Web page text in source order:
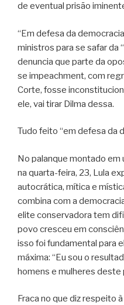
de eventual prisão
“Em defesa da
ministros para se safar da
denuncia que parte da
se impeachment, com
Corte, fosse
ele, vai tirar Dilma dessa.
Tudo feito “em defesa da
No palanque montado em
na quarta-feira, 23, Lula
autocrática, mítica e
combina com a
elite conservadora tem
povo cresceu em
isso foi fundamental para
máxima: “Eu sou o
homens e mulheres deste
Fraca no que diz respeito